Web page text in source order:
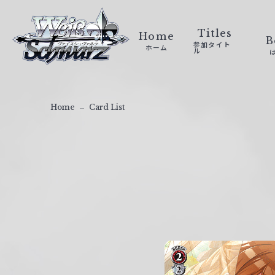
ァ
Home
ホーム
Titles
参加タイト
ル
Home Card List